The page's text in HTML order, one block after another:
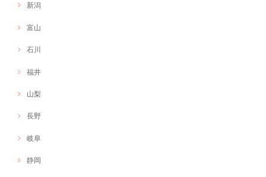
新潟
富山
石川
福井
山梨
長野
岐阜
静岡